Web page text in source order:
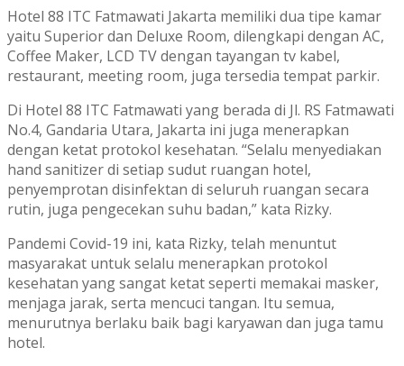
Hotel 88 ITC Fatmawati Jakarta memiliki dua tipe kamar
yaitu Superior dan Deluxe Room, dilengkapi dengan AC,
Coffee Maker, LCD TV dengan tayangan tv kabel,
restaurant, meeting room, juga tersedia tempat parkir.
Di Hotel 88 ITC Fatmawati yang berada di Jl. RS Fatmawati
No.4, Gandaria Utara, Jakarta ini juga menerapkan
dengan ketat protokol kesehatan. “Selalu menyediakan
hand sanitizer di setiap sudut ruangan hotel,
penyemprotan disinfektan di seluruh ruangan secara
rutin, juga pengecekan suhu badan,” kata Rizky.
Pandemi Covid-19 ini, kata Rizky, telah menuntut
masyarakat untuk selalu menerapkan protokol
kesehatan yang sangat ketat seperti memakai masker,
menjaga jarak, serta mencuci tangan. Itu semua,
menurutnya berlaku baik bagi karyawan dan juga tamu
hotel.